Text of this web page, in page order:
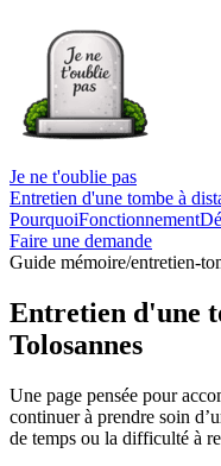
Je ne t'oublie pas
Entretien d'une tombe à
PourquoiFonctionnement
Faire une demande
Guide mémoire/entretien-
Entretien d'une
Tolosannes
Une page pensée pour
continuer à prendre soin
de temps ou la difficulté à